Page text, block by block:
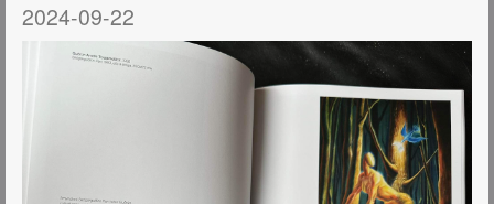
2024-09-22